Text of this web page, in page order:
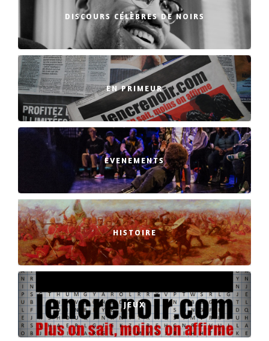
DISCOURS CÉLÈBRES DE NOIRS
EN PRIMEUR
EVENEMENTS
HISTOIRE
JEUX